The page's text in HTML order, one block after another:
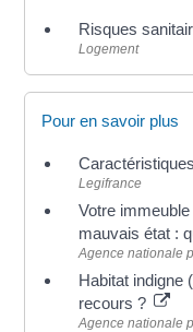
Risques
Logement
Pour en savoir plus
Legifrance
Votre
mauvais état :
Agence nationale
Habitat indigne
recours ?
Agence nationale